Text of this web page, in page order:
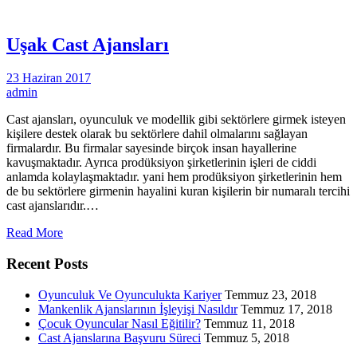
Uşak Cast Ajansları
23 Haziran 2017
admin
Cast ajansları, oyunculuk ve modellik gibi sektörlere girmek isteyen
kişilere destek olarak bu sektörlere dahil olmalarını sağlayan
firmalardır. Bu firmalar sayesinde birçok insan hayallerine
kavuşmaktadır. Ayrıca prodüksiyon şirketlerinin işleri de ciddi
anlamda kolaylaşmaktadır. yani hem prodüksiyon şirketlerinin hem
de bu sektörlere girmenin hayalini kuran kişilerin bir numaralı tercihi
cast ajanslarıdır.…
Read More
Recent Posts
Oyunculuk Ve Oyunculukta Kariyer Temmuz 23, 2018
Mankenlik Ajanslarının İşleyişi Nasıldır Temmuz 17, 2018
Çocuk Oyuncular Nasıl Eğitilir? Temmuz 11, 2018
Cast Ajanslarına Başvuru Süreci Temmuz 5, 2018